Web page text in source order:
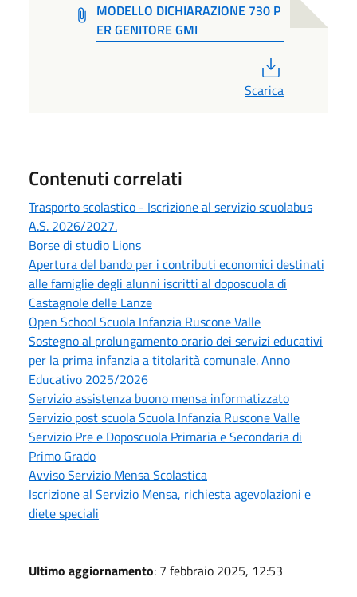
MODELLO DICHIARAZIONE 730 P
ER GENITORE GMI
Scarica
Contenuti correlati
Trasporto scolastico - Iscrizione al servizio scuolabus
A.S. 2026/2027.
Borse di studio Lions
Apertura del bando per i contributi economici destinati
alle famiglie degli alunni iscritti al doposcuola di
Castagnole delle Lanze
Open School Scuola Infanzia Ruscone Valle
Sostegno al prolungamento orario dei servizi educativi
per la prima infanzia a titolarità comunale. Anno
Educativo 2025/2026
Servizio assistenza buono mensa informatizzato
Servizio post scuola Scuola Infanzia Ruscone Valle
Servizio Pre e Doposcuola Primaria e Secondaria di
Primo Grado
Avviso Servizio Mensa Scolastica
Iscrizione al Servizio Mensa, richiesta agevolazioni e
diete speciali
Ultimo aggiornamento: 7 febbraio 2025, 12:53